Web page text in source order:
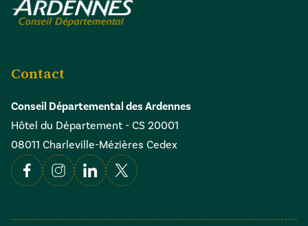
Contact
Conseil Départemental des Ardennes
Hôtel du Département - CS 20001
08011 Charleville-Mézières Cedex
FacebookInstagramLinkedin
X